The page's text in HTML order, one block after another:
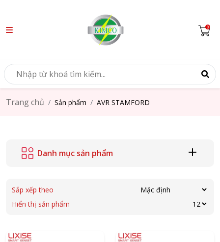
Trang chủ Sản phẩm AVR STAMFORD
Danh mục sản phẩm
Sắp xếp theo
Hiển thị sản phẩm